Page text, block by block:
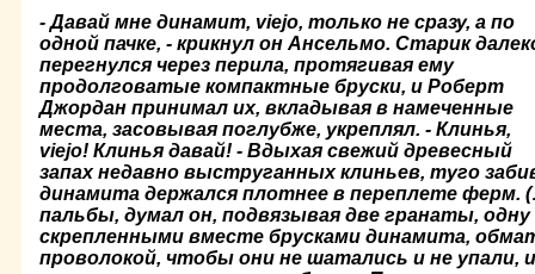
- Давай мне динамит, viejo, только не сразу, а по
одной пачке, - крикнул он Ансельмо. Старик
перегнулся через перила, протягивая ему
продолговатые компактные бруски, и Ро­берт
Джордан принимал их, вкладывая в намеченные
места, засовы­вая поглубже, укреплял. - Клинья,
viejo! Клинья давай! - Вдыхая свежий древесный
запах недавно выструганных клиньев, туго
динамита держался плотнее в пере­плете ферм.
пальбы, думал он, подвязывая две гранаты, одну
скрепленными вместе брусками динамита,
проволокой, чтобы они не шатались и не упали,